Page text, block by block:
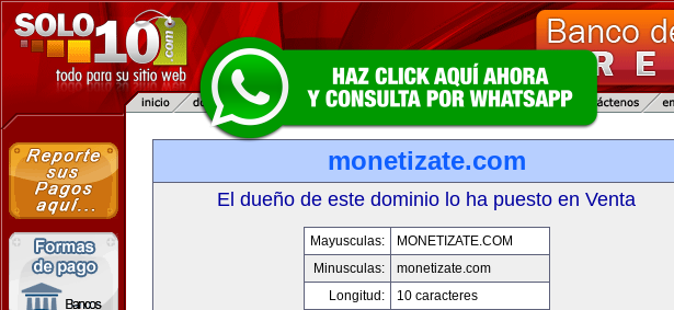
monetizate.com
El dueño de este dominio lo ha puesto en Venta
Mayusculas:
MONETIZATE.COM
Minusculas:
monetizate.com
Longitud:
10 caracteres